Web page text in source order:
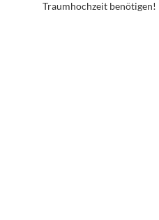
Traumhochzeit benötigen!